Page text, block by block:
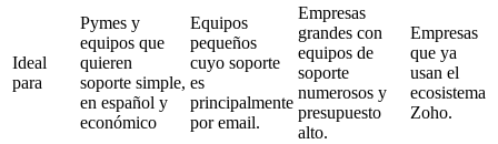
Ideal
para
Pymes y
equipos que
quieren
soporte simple,
en español y
económico
Equipos
pequeños
cuyo soporte
es
principalmente
por email.
Empresas
grandes con
equipos de
soporte
numerosos y
presupuesto
alto.
Empresas
que ya
usan el
ecosistema
Zoho.